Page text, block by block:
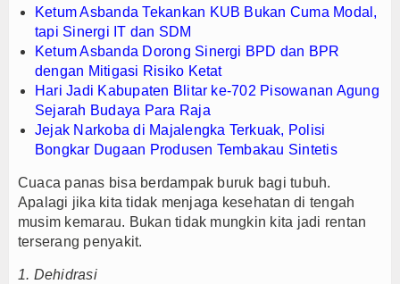
Ketum Asbanda Tekankan KUB Bukan Cuma Modal,
tapi Sinergi IT dan SDM
Ketum Asbanda Dorong Sinergi BPD dan BPR
dengan Mitigasi Risiko Ketat
Hari Jadi Kabupaten Blitar ke-702 Pisowanan Agung
Sejarah Budaya Para Raja
Jejak Narkoba di Majalengka Terkuak, Polisi
Bongkar Dugaan Produsen Tembakau Sintetis
Cuaca panas bisa berdampak buruk bagi tubuh.
Apalagi jika kita tidak menjaga kesehatan di tengah
musim kemarau. Bukan tidak mungkin kita jadi rentan
terserang penyakit.
1. Dehidrasi